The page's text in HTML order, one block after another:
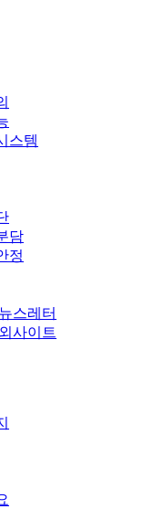
스템
담
정
스레터
사이트